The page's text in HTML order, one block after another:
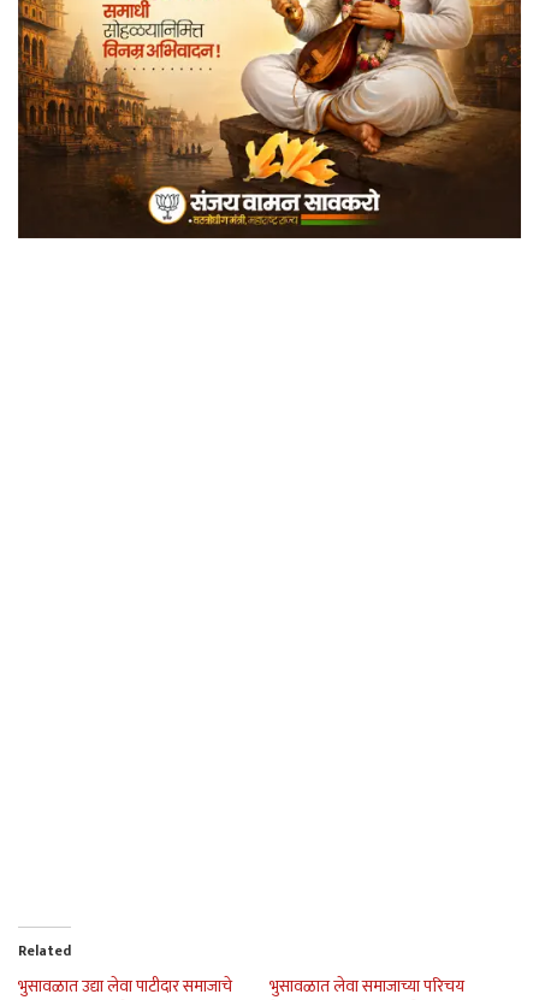
Related
भुसावळात उद्या लेवा पाटीदार समाजाचे
भुसावळात लेवा समाजाच्या परिचय